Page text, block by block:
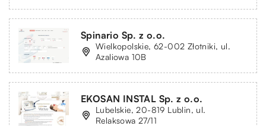
Spinario Sp. z o.o.
Wielkopolskie, 62-002 Złotniki, ul.
Azaliowa 10B
EKOSAN INSTAL Sp. z o.o.
Lubelskie, 20-819 Lublin, ul.
Relaksowa 27/11